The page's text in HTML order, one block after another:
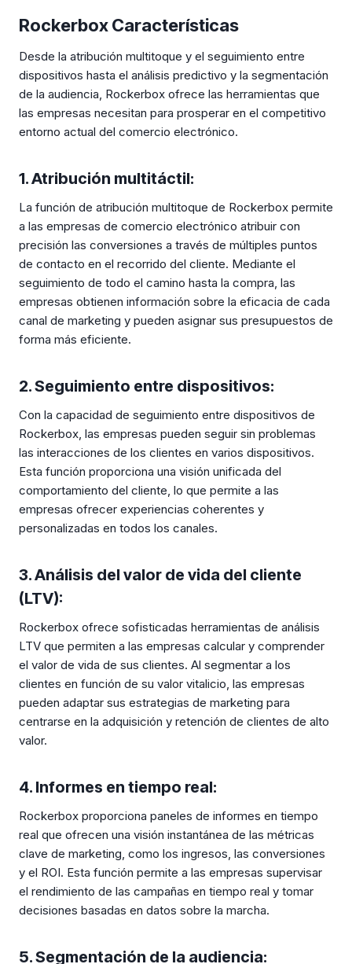
Rockerbox Características
Desde la atribución multitoque y el seguimiento entre
dispositivos hasta el análisis predictivo y la segmentación
de la audiencia, Rockerbox ofrece las herramientas que
las empresas necesitan para prosperar en el competitivo
entorno actual del comercio electrónico.
1. Atribución multitáctil:
La función de atribución multitoque de Rockerbox permite
a las empresas de comercio electrónico atribuir con
precisión las conversiones a través de múltiples puntos
de contacto en el recorrido del cliente. Mediante el
seguimiento de todo el camino hasta la compra, las
empresas obtienen información sobre la eficacia de cada
canal de marketing y pueden asignar sus presupuestos de
forma más eficiente.
2. Seguimiento entre dispositivos:
Con la capacidad de seguimiento entre dispositivos de
Rockerbox, las empresas pueden seguir sin problemas
las interacciones de los clientes en varios dispositivos.
Esta función proporciona una visión unificada del
comportamiento del cliente, lo que permite a las
empresas ofrecer experiencias coherentes y
personalizadas en todos los canales.
3. Análisis del valor de vida del cliente
(LTV):
Rockerbox ofrece sofisticadas herramientas de análisis
LTV que permiten a las empresas calcular y comprender
el valor de vida de sus clientes. Al segmentar a los
clientes en función de su valor vitalicio, las empresas
pueden adaptar sus estrategias de marketing para
centrarse en la adquisición y retención de clientes de alto
valor.
4. Informes en tiempo real:
Rockerbox proporciona paneles de informes en tiempo
real que ofrecen una visión instantánea de las métricas
clave de marketing, como los ingresos, las conversiones
y el ROI. Esta función permite a las empresas supervisar
el rendimiento de las campañas en tiempo real y tomar
decisiones basadas en datos sobre la marcha.
5. Segmentación de la audiencia: